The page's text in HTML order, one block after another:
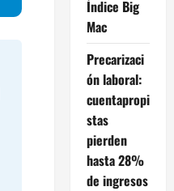
Índice Big
Mac
Precarizaci
ón laboral:
cuentapropi
stas
pierden
hasta 28%
de ingresos